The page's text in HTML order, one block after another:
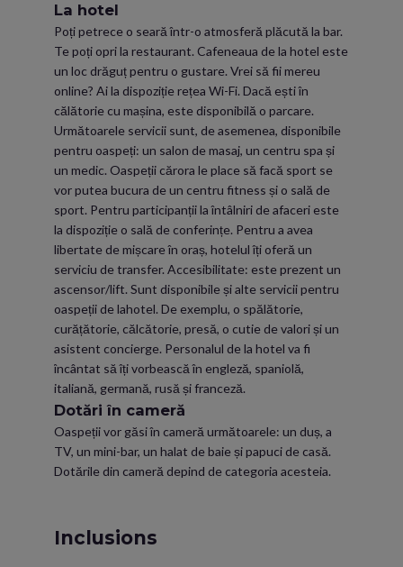
La hotel
Poți petrece o seară într-o atmosferă plăcută la bar.
Te poți opri la restaurant. Cafeneaua de la hotel este
un loc drăguț pentru o gustare. Vrei să fii mereu
online? Ai la dispoziție rețea Wi-Fi. Dacă ești în
călătorie cu mașina, este disponibilă o parcare.
Următoarele servicii sunt, de asemenea, disponibile
pentru oaspeți: un salon de masaj, un centru spa și
un medic. Oaspeții cărora le place să facă sport se
vor putea bucura de un centru fitness și o sală de
sport. Pentru participanții la întâlniri de afaceri este
la dispoziție o sală de conferințe. Pentru a avea
libertate de mișcare în oraș, hotelul îți oferă un
serviciu de transfer. Accesibilitate: este prezent un
ascensor/lift. Sunt disponibile și alte servicii pentru
oaspeții de lahotel. De exemplu, o spălătorie,
curățătorie, călcătorie, presă, o cutie de valori și un
asistent concierge. Personalul de la hotel va fi
încântat să îți vorbească în engleză, spaniolă,
italiană, germană, rusă și franceză.
Dotări în cameră
Oaspeții vor găsi în cameră următoarele: un duș, a
TV, un mini-bar, un halat de baie și papuci de casă.
Dotările din cameră depind de categoria acesteia.
Inclusions